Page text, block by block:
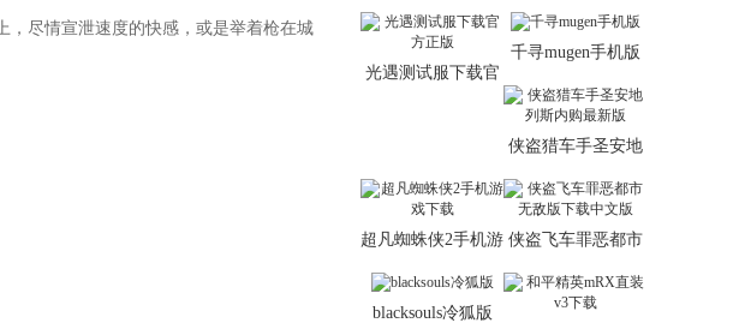
，尽情宣泄速度的快感，或是举着枪在城
光遇测试服下载官
千寻mugen手机版
侠盗猎车手圣安地
列斯内购最新版
超凡蜘蛛侠2手机游 侠盗飞车罪恶都市
无敌版下载中文版
blacksouls冷狐版